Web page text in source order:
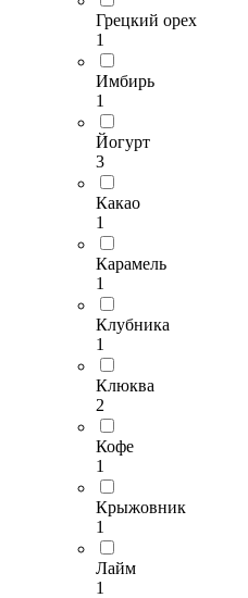
Грецкий орех
1
Имбирь
1
Йогурт
3
Какао
1
Карамель
1
Клубника
1
Клюква
2
Кофе
1
Крыжовник
1
Лайм
1